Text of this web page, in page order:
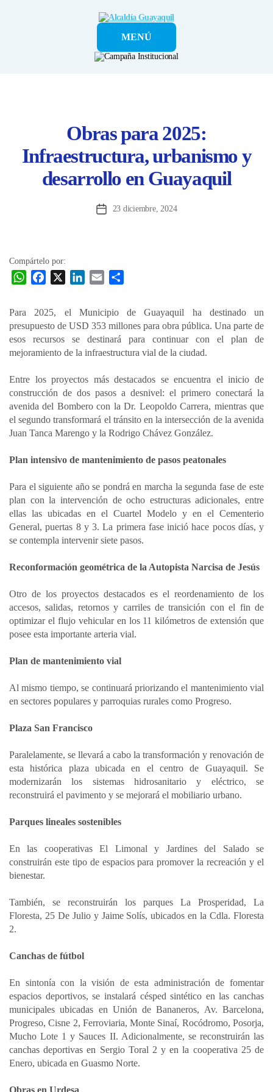
Alcaldía
GuayaquilMENÚ
Obras para 2025:
Infraestructura, urbanismo y
desarrollo en Guayaquil
Fecha23 diciembre, 2024
Compártelo por:
W
A
p
e
b
o
k
k
e
d
n
i
l
r
i
r
Para 2025, el Municipio de Guayaquil ha destinado un
presupuesto de USD 353 millones para obra pública. Una parte de
esos recursos se destinará para continuar con el plan de
mejoramiento de la infraestructura vial de la ciudad.
Entre los proyectos más destacados se encuentra el inicio de
construcción de dos pasos a desnivel: el primero conectará la
avenida del Bombero con la Dr. Leopoldo Carrera, mientras que
el segundo transformará el tránsito en la intersección de la avenida
Juan Tanca Marengo y la Rodrigo Chávez González.
Plan intensivo de mantenimiento de pasos peatonales
Para el siguiente año se pondrá en marcha la segunda fase de este
plan con la intervención de ocho estructuras adicionales, entre
ellas las ubicadas en el Cuartel Modelo y en el Cementerio
General, puertas 8 y 3. La primera fase inició hace pocos días, y
se contempla intervenir siete pasos.
Reconformación geométrica de la Autopista Narcisa de Jesús
Otro de los proyectos destacados es el reordenamiento de los
accesos, salidas, retornos y carriles de transición con el fin de
optimizar el flujo vehicular en los 11 kilómetros de extensión que
posee esta importante arteria vial.
Plan de mantenimiento vial
Al mismo tiempo, se continuará priorizando el mantenimiento vial
en sectores populares y parroquias rurales como Progreso.
Plaza San Francisco
Paralelamente, se llevará a cabo la transformación y renovación de
esta histórica plaza ubicada en el centro de Guayaquil. Se
modernizarán los sistemas hidrosanitario y eléctrico, se
reconstruirá el pavimento y se mejorará el mobiliario urbano.
Parques lineales sostenibles
En las cooperativas El Limonal y Jardines del Salado se
construirán este tipo de espacios para promover la recreación y el
bienestar.
También, se reconstruirán los parques La Prosperidad, La
Floresta, 25 De Julio y Jaime Solís, ubicados en la Cdla. Floresta
2.
Canchas de fútbol
En sintonía con la visión de esta administración de fomentar
espacios deportivos, se instalará césped sintético en las canchas
municipales ubicadas en Unión de Bananeros, Av. Barcelona,
Progreso, Cisne 2, Ferroviaria, Monte Sinaí, Rocódromo, Posorja,
Mucho Lote 1 y Sauces II. Adicionalmente, se reconstruirán las
canchas deportivas en Sergio Toral 2 y en la cooperativa 25 de
Enero, ubicada en Guasmo Norte.
Obras en Urdesa